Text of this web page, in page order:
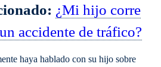
¿Mi hijo corre
accidente de tráfico?
haya hablado con su hijo sobre